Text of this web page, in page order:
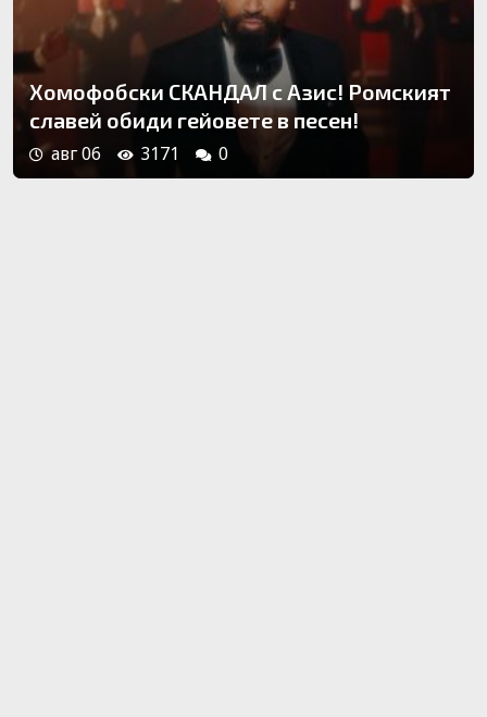
Хомофобски СКАНДАЛ с Азис! Ромският
славей обиди гейовете в песен!
авг 06 3171 0